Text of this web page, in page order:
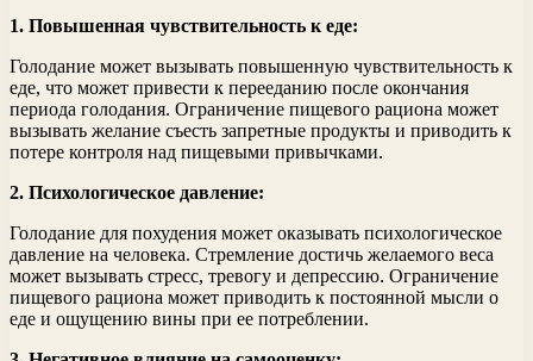
1. Повышенная чувствительность к еде:
Голодание может вызывать повышенную чувствительность к
еде, что может привести к перееданию после окончания
периода голодания. Ограничение пищевого рациона может
вызывать желание съесть запретные продукты и приводить к
потере контроля над пищевыми привычками.
2. Психологическое давление:
Голодание для похудения может оказывать психологическое
давление на человека. Стремление достичь желаемого веса
может вызывать стресс, тревогу и депрессию. Ограничение
пищевого рациона может приводить к постоянной мысли о
еде и ощущению вины при ее потреблении.